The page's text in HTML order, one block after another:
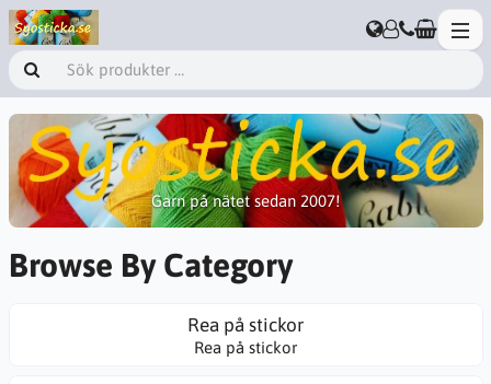
Garn på nätet sedan 2007!
Browse By Category
Rea på stickor
Rea på stickor